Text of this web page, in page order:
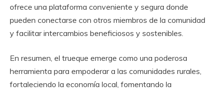
ofrece una plataforma conveniente y segura donde
pueden conectarse con otros miembros de la comunidad
y facilitar intercambios beneficiosos y sostenibles.
En resumen, el trueque emerge como una poderosa
herramienta para empoderar a las comunidades rurales,
fortaleciendo la economía local, fomentando la